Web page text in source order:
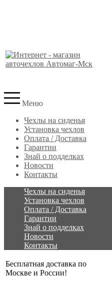
Меню
Чехлы на сиденья
Установка чехлов
Оплата / Доставка
Гарантии
Знай о подделках
Новости
Контакты
Чехлы на сиденья
Установка чехлов
Оплата / Доставка
Гарантии
Знай о подделках
Новости
Контакты
Бесплатная доставка по
Москве и России!